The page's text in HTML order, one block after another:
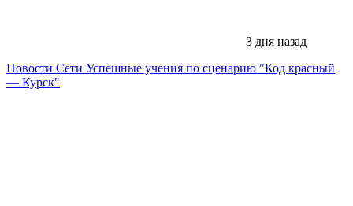
3 дня назад
Новости Сети Успешные учения по сценарию "Код красный
— Курск"